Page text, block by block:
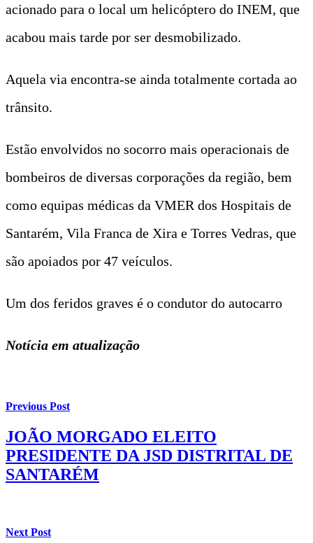
acionado para o local um helicóptero do INEM, que
acabou mais tarde por ser desmobilizado.
Aquela via encontra-se ainda totalmente cortada ao
trânsito.
Estão envolvidos no socorro mais operacionais de
bombeiros de diversas corporações da região, bem
como equipas médicas da VMER dos Hospitais de
Santarém, Vila Franca de Xira e Torres Vedras, que
são apoiados por 47 veículos.
Um dos feridos graves é o condutor do autocarro
Notícia em atualização
Previous Post
JOÃO MORGADO ELEITO
PRESIDENTE DA JSD DISTRITAL DE
SANTARÉM
Next Post